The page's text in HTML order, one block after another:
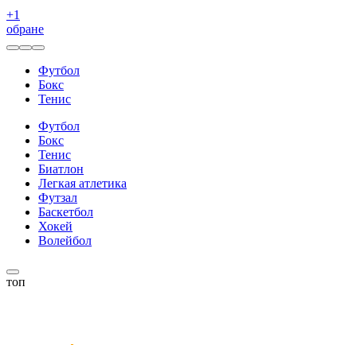
+1
обране
Футбол
Бокс
Тенис
Футбол
Бокс
Тенис
Биатлон
Легкая атлетика
Футзал
Баскетбол
Хокей
Волейбол
топ